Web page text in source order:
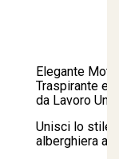
Elegante
Traspirante e
da Lavoro
Unisci lo stile
alberghiera